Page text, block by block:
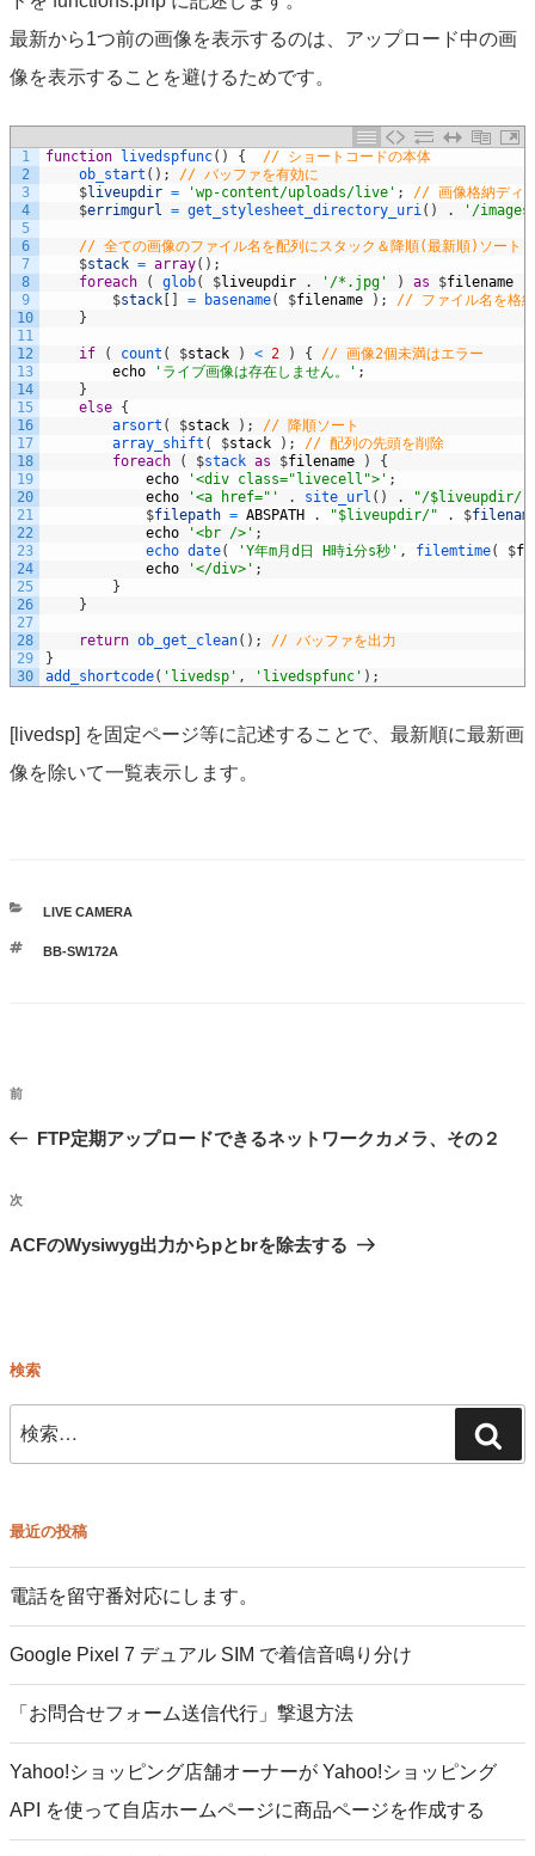
最新から1つ前の画像を表示するのは、アップロード中の画
像を表示することを避けるためです。
1
2
3
4
5
6
7
8
9
10
11
12
13
14
15
16
17
18
19
20
21
22
23
24
25
26
27
28
29
30
function livedspfunc( ) {
// ショートコードの本体
ob_start ( ) ;
// バッファを有効に
$liveupdir = 'wp-content/uploads/live' ;
// 画像格納ディ
$errimgurl = get_stylesheet_directory_uri( ) . '/
// 全ての画像のファイル名を配列にスタック＆降順(最新順)ソート
$stack = array( ) ;
foreach
( glob( $liveupdir . '/*.jpg' ) as $filename
$stack [ ] = basename( $filename ) ;
// ファイル名を格納
}
if ( count ( $stack ) < 2 ) {
// 画像2個未満はエラー
echo
'ライブ画像は存在しません。' ;
}
else {
arsort ( $stack ) ;
// 降順ソート
array_shift ( $stack ) ;
// 配列の先頭を削除
foreach
( $stack as $filename )
{
echo
'<div class="livecell">' ;
echo
'<a href="' . site_url ( ) .
"/$liveupdir/"
$filepath = ABSPATH . "$liveupdir/" . $
echo
'<br />' ;
echo date( 'Y年m月d日 H時i分s秒' , filemtime( $
echo
'</div>' ;
}
}
return ob_get_clean( ) ;
// バッファを出力
}
add_shortcode( 'livedsp' , 'livedspfunc' ) ;
[livedsp] を固定ページ等に記述することで、最新順に最新画
像を除いて一覧表示します。
カ
LIVE CAMERA
タ
BB-SW172A
ナ
ゲ
ー
前
の
稿
前
FTP定期アップロードできるネットワークカメラ、その２
次
の
次
ACFのWysiwyg出力からpとbrを除去する
検索
検
索:
最近の投稿
電話を留守番対応にします。
Google Pixel 7 デュアル SIM で着信音鳴り分け
「お問合せフォーム送信代行」撃退方法
Yahoo!ショッピング店舗オーナーが Yahoo!ショッピング
API を使って自店ホームページに商品ページを作成する